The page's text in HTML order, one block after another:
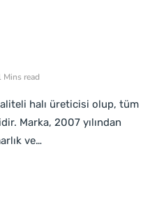
Mins read
halı üreticisi olup, tüm
Marka, 2007 yılından
ve…